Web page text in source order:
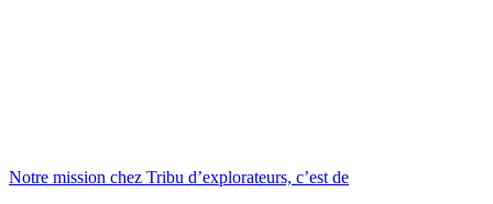
Notre mission chez Tribu d’explorateurs, c’est de